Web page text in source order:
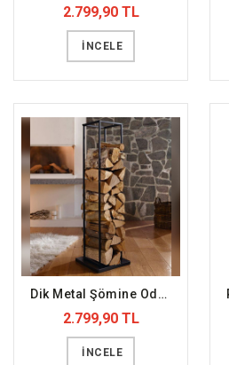
2.799,90 TL
İNCELE
Dik Metal Şömine Odunluk (DFFODN3)
2.799,90 TL
İNCELE